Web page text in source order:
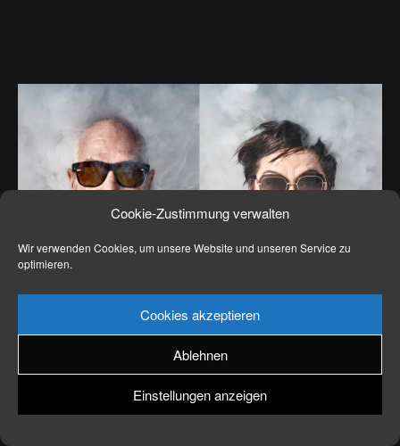
Cookie-Zustimmung verwalten
Wir verwenden Cookies, um unsere Website und unseren Service zu
optimieren.
Cookies akzeptieren
Ablehnen
Einstellungen anzeigen
Kontakt